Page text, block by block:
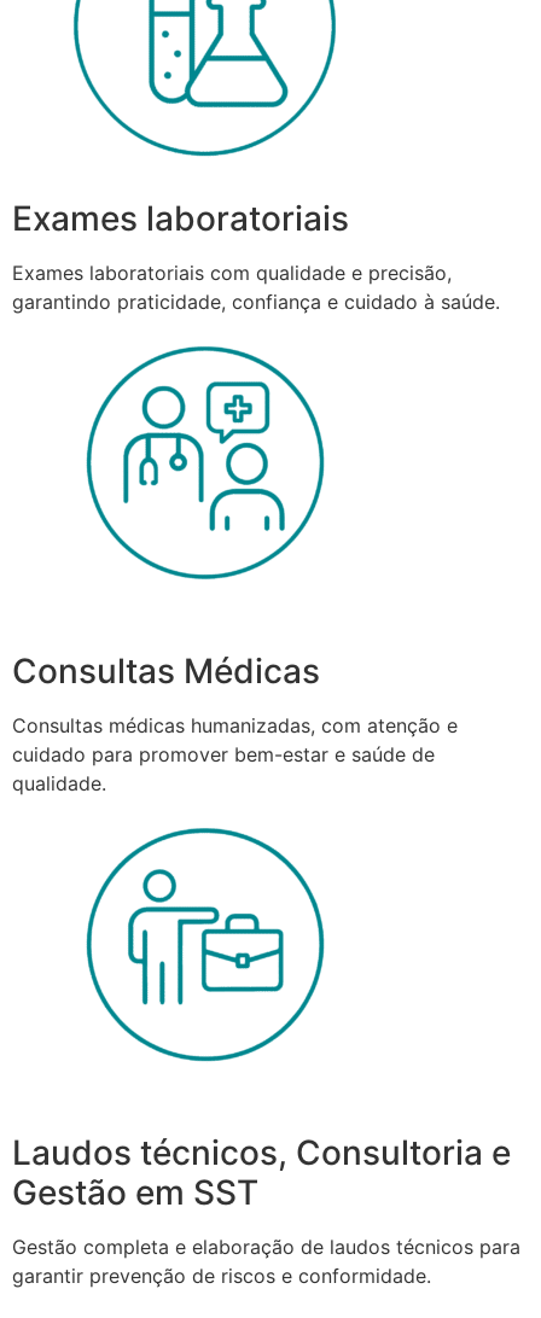
Exames laboratoriais
Exames laboratoriais com qualidade e precisão,
garantindo praticidade, confiança e cuidado à saúde.
Consultas Médicas
Consultas médicas humanizadas, com atenção e
cuidado para promover bem-estar e saúde de
qualidade.
Laudos técnicos, Consultoria e
Gestão em SST
Gestão completa e elaboração de laudos técnicos para
garantir prevenção de riscos e conformidade.